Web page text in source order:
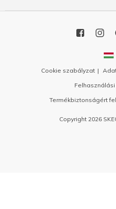
Cookie szabályzat
Termékbiztonságért
Copyright 2026